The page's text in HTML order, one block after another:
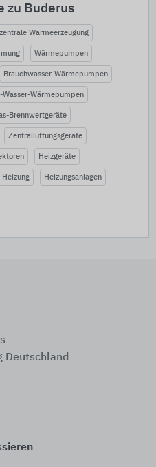
zu Buderus
zentrale Wärmeerzeugung
Wärmepumpen
Brauchwasser-Wärmepumpen
Wasser-Wärmepumpen
Brennwertgeräte
Zentrallüftungsgeräte
Heizgeräte
Heizung Heizungsanlagen
Deutschland